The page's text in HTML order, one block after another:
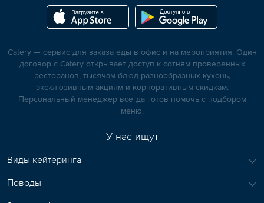
Catery — сервис для заказа еды в офис и на мероприятия. Один
договор с Catery открывает доступ к сотням проверенных
ресторанов, тысячам блюд разнообразных кухонь,
эксклюзивным акциям и корпоративным скидкам.
Персональный менеджер всегда готов помочь с подбором
меню.
У нас ищут
Виды кейтеринга
Поводы